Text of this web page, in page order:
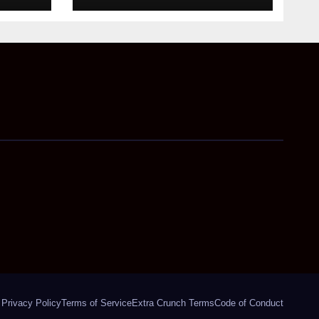
अहम निर्देश
Privacy PolicyTerms of ServiceExtra Crunch TermsCode of Conduct